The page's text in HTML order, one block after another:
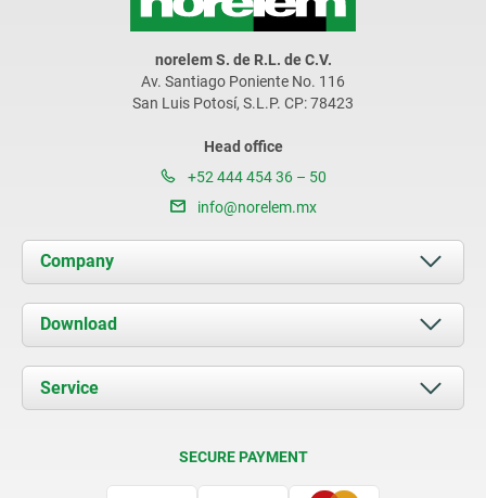
norelem S. de R.L. de C.V.
Av. Santiago Poniente No. 116
San Luis Potosí, S.L.P. CP: 78423
Head office
+52 444 454 36 – 50
info@norelem.mx
Company
About us
News
Contact
Download
Documents
Service
SECURE PAYMENT